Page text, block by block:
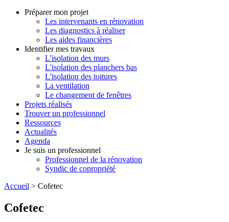
Préparer mon projet
Les intervenants en rénovation
Les diagnostics à réaliser
Les aides financières
Identifier mes travaux
L'isolation des murs
L'isolation des planchers bas
L'isolation des toitures
La ventilation
Le changement de fenêtres
Projets réalisés
Trouver un professionnel
Ressources
Actualités
Agenda
Je suis un professionnel
Professionnel de la rénovation
Syndic de copropriété
Accueil > Cofetec
Cofetec